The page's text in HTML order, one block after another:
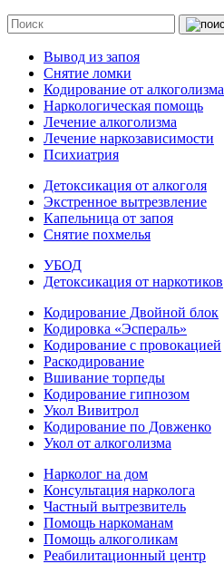
Вывод из запоя
Снятие ломки
Кодирование от алкоголизма
Наркологическая помощь
Лечение алкоголизма
Лечение наркозависимости
Психиатрия
Детоксикация от алкоголя
Экстренное вытрезвление
Капельница от запоя
Снятие похмелья
УБОД
Детоксикация от наркотиков
Кодирование Двойной блок
Кодировка «Эспераль»
Кодирование с провокацией
Раскодирование
Вшивание торпеды
Кодирование гипнозом
Укол Вивитрол
Кодирование по Довженко
Укол от алкоголизма
Нарколог на дом
Консультация нарколога
Частный вытрезвитель
Помощь наркоманам
Помощь алкоголикам
Реабилитационный центр